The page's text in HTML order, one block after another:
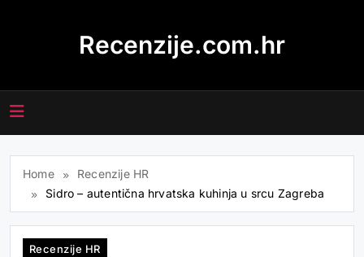
Recenzije.com.hr
Home
Recenzije HR
Sidro – autentična hrvatska kuhinja u srcu Zagreba
Recenzije HR